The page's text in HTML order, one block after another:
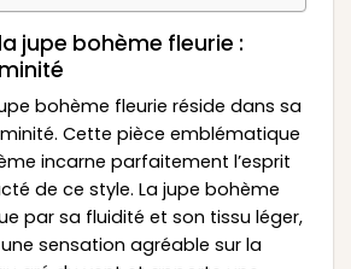
jupe bohème fleurie :
bohème fleurie réside dans sa
Cette pièce emblématique
incarne parfaitement l’esprit
de ce style. La jupe bohème
par sa fluidité et son tissu léger,
sensation agréable sur la